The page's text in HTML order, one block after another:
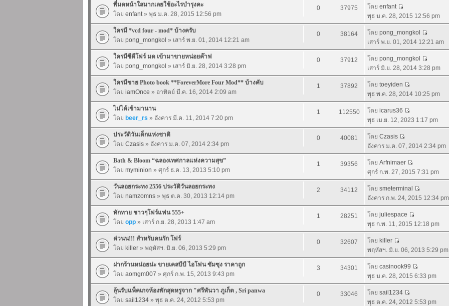
พี่มดหน้าใสมากเลยใช้อะไรบำรุงคะ
โดย enfant» พุธ ม.ค. 28, 2015 12:56 pm
0 37975 โดย enfant
พุธ ม.ค. 28, 2015 12:56 pm
ใครมี *vcd four - mod* บ้างครับ
โดย pong_mongkol » เสาร์ พ.ย. 01, 2014 12:21 am
0 38164 โดย pong_mongkol
เสาร์ พ.ย. 01, 2014 12:21 am
ใครมีซีดีโฟร์ มด เข้ามาขายหน่อยค๊าฟ
โดย pong_mongkol » เสาร์ มิ.ย. 28, 2014 3:28 pm
0 37912 โดย pong_mongkol
เสาร์ มิ.ย. 28, 2014 3:28 pm
ใครมีขาย Photo book **ForeverMore Four Mod** บ้างคับ
โดย iamOnce » อาทิตย์ มี.ค. 16, 2014 2:09 am
1 37892 โดย toeyiden
พุธ พ.ค. 28, 2014 10:25 pm
ไม่ได้เข้ามานาน
โดย beer_rs » อังคาร มี.ค. 11, 2014 7:20 pm
1 112550 โดย icarus36
พุธ เม.ย. 12, 2023 1:17 pm
ประวัติวันเด็กแห่งชาติ
โดย Czasis » อังคาร ม.ค. 07, 2014 2:34 pm
0 40081 โดย Czasis
อังคาร ม.ค. 07, 2014 2:34 pm
Bath & Bloom “ฉลองเทศกาลแห่งความสุข”
โดย myminion » ศุกร์ ธ.ค. 13, 2013 5:10 pm
1 39356 โดย Arfnimaer
ศุกร์ ก.พ. 27, 2015 7:31 pm
วันลอยกระทง 2556 ประวัติวันลอยกระทง
โดย namzomns » พุธ ต.ค. 30, 2013 12:14 pm
2 34112 โดย smeterminal
อังคาร ก.พ. 24, 2015 12:34 pm
ทักทาย ชาวๆโฟร์แฟน 555+
โดย opp » เสาร์ ก.ย. 28, 2013 1:47 am
1 28251 โดย juliespace
พุธ ก.พ. 11, 2015 12:18 pm
ด่วนน!!! สำหรับคนรัก โฟร์
โดย killer » พฤหัสฯ. มิ.ย. 06, 2013 5:29 pm
0 32607 โดย killer
พฤหัสฯ. มิ.ย. 06, 2013 5:29 pm
ฝากร้านหน่อยน่ะ ขายเคสบีบี ไอโฟน ซัมซุง ราคาถูก
โดย aomgm007 » ศุกร์ ก.พ. 15, 2013 9:43 pm
3 34301 โดย casinook99
พุธ ม.ค. 28, 2015 6:33 pm
ลุ้นรับแพ็คเกจห้องพักสุดหรูจาก "ศรีพันวา ภูเก็ต , Sri panwa
โดย sail1234 » พุธ ต.ค. 24, 2012 5:53 pm
0 33046 โดย sail1234
พุธ ต.ค. 24, 2012 5:53 pm